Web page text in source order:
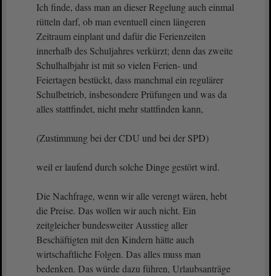
Ich finde, dass man an dieser Regelung auch einmal
rütteln darf, ob man eventuell einen längeren
Zeitraum einplant und dafür die Ferienzeiten
innerhalb des Schuljahres verkürzt; denn das zweite
Schulhalbjahr ist mit so vielen Ferien- und
Feiertagen bestückt, dass manchmal ein regulärer
Schulbetrieb, insbesondere Prüfungen und was da
alles stattfindet, nicht mehr stattfinden kann,
(Zustimmung bei der CDU und bei der SPD)
weil er laufend durch solche Dinge gestört wird.
Die Nachfrage, wenn wir alle verengt wären, hebt
die Preise. Das wollen wir auch nicht. Ein
zeitgleicher bundesweiter Ausstieg aller
Beschäftigten mit den Kindern hätte auch
wirtschaftliche Folgen. Das alles muss man
bedenken. Das würde dazu führen, Urlaubsanträge